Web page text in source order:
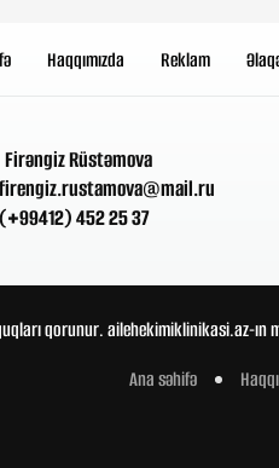
Haqqımızda Reklam
Firəngiz Rüstəmova
firengiz.rustamova@mail.ru
(+99412) 452 25 37
qorunur. ailehekimiklinikasi.az-
Ana səhifə